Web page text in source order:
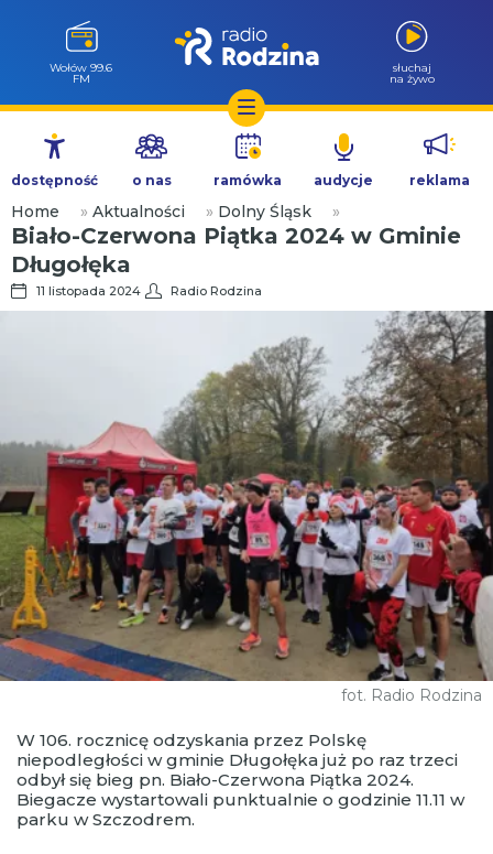
Przejdź
treści
Wołów 99.6
FM
słuchaj
na żywo
dostępność o nas ramówka audycje reklama
Home » Aktualności » Dolny Śląsk »
Biało-Czerwona Piątka 2024 w Gminie
Długołęka
11 listopada 2024 Radio Rodzina
fot. Radio Rodzina
W 106. rocznicę odzyskania przez Polskę
niepodległości w gminie Długołęka już po raz trzeci
odbył się bieg pn. Biało-Czerwona Piątka 2024.
Biegacze wystartowali punktualnie o godzinie 11.11 w
parku w Szczodrem.